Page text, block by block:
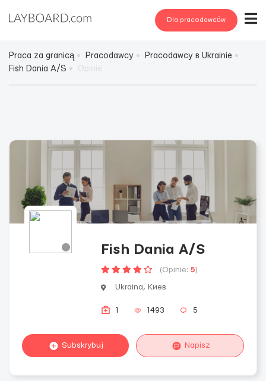
Dla pracodawców
Praca za granicą Pracodawcy
Pracodawcy в Ukrainie
Fish Dania A/S
Fish Dania A/S
(Opinie: 5)
Ukraina, Киев
1 1493 5
Subskrybuj Napisz